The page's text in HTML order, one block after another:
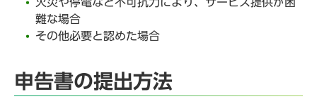
難な場合
その他必要と認めた場合
申告書の提出方法